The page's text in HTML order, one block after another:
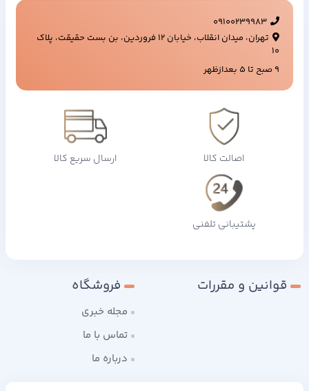
09100239983
تهران، میدان انقلاب، خیابان ۱۲ فروردین، بن بست حقیقت، پلاک
۱۰
9 صبح تا 5 بعدازظهر
اصالت کالا ارسال سریع کالا
پشتیبانی تلفنی
قوانین و مقررات فروشگاه
مجله خبری
تماس با ما
درباره ما